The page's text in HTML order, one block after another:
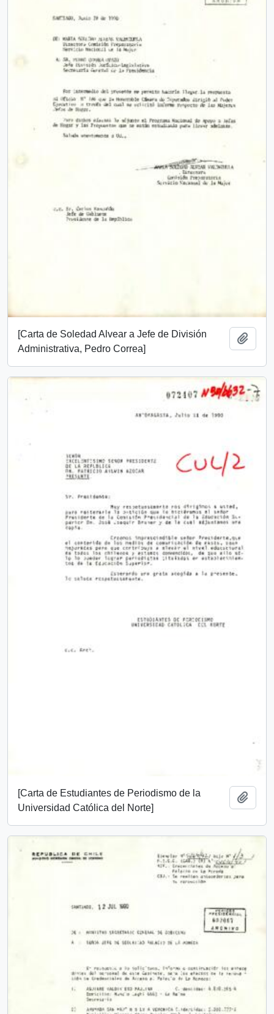
[Carta de Soledad Alvear a Jefe de División
Administrativa, Pedro Correa]
[Carta de Estudiantes de Periodismo de la
Universidad Católica del Norte]